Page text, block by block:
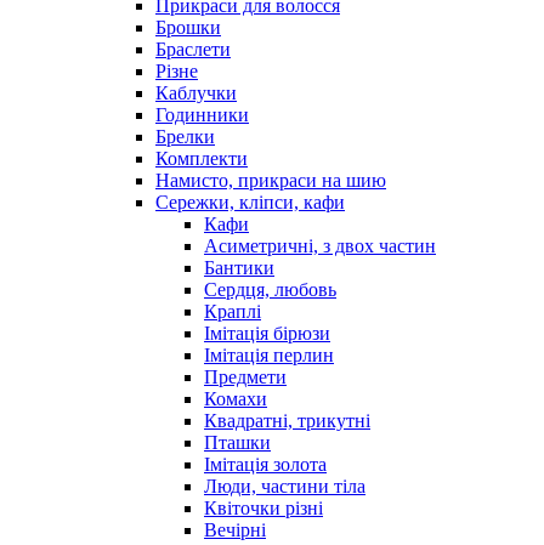
Прикраси для волосся
Брошки
Браслети
Різне
Каблучки
Годинники
Брелки
Комплекти
Намисто, прикраси на шию
Сережки, кліпси, кафи
Кафи
Асиметричні, з двох частин
Бантики
Сердця, любовь
Краплі
Імітація бірюзи
Імітація перлин
Предмети
Комахи
Квадратні, трикутні
Пташки
Імітація золота
Люди, частини тіла
Квіточки різні
Вечірні